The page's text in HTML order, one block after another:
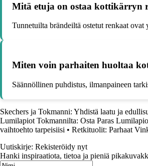
Mitä etuja on ostaa kottikärryn
Tunnetuilta brändeiltä ostetut renkaat
Miten voin parhaiten huoltaa
Säännöllinen puhdistus, ilmanpaineen
Skechers ja Tokmanni: Yhdistä laatu ja
Lumilapiot Tokmannilta: Osta Paras
vaihtoehto tarpeisiisi • Retkituolit: Parhaat
Uutiskirje: Rekisteröidy nyt
Hanki inspiraatiota, tietoa ja pieniä